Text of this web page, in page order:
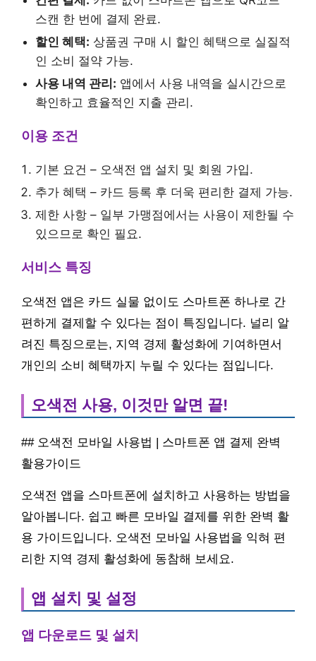
스캔 한 번에 결제 완료.
할인 혜택: 상품권 구매 시 할인 혜택으로 실질적
인 소비 절약 가능.
사용 내역 관리: 앱에서 사용 내역을 실시간으로
확인하고 효율적인 지출 관리.
이용 조건
기본 요건 – 오색전 앱 설치 및 회원 가입.
추가 혜택 – 카드 등록 후 더욱 편리한 결제 가능.
제한 사항 – 일부 가맹점에서는 사용이 제한될 수
있으므로 확인 필요.
서비스 특징
오색전 앱은 카드 실물 없이도 스마트폰 하나로 간
편하게 결제할 수 있다는 점이 특징입니다. 널리 알
려진 특징으로는, 지역 경제 활성화에 기여하면서
개인의 소비 혜택까지 누릴 수 있다는 점입니다.
오색전 사용, 이것만 알면 끝!
## 오색전 모바일 사용법 | 스마트폰 앱 결제 완벽
활용가이드
오색전 앱을 스마트폰에 설치하고 사용하는 방법을
알아봅니다. 쉽고 빠른 모바일 결제를 위한 완벽 활
용 가이드입니다. 오색전 모바일 사용법을 익혀 편
리한 지역 경제 활성화에 동참해 보세요.
앱 설치 및 설정
앱 다운로드 및 설치